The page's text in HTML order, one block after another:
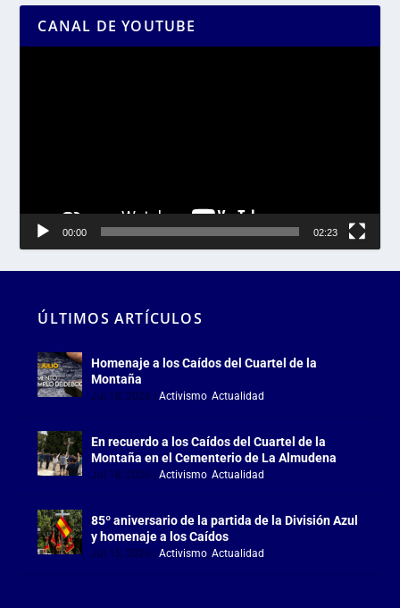
CANAL DE YOUTUBE
00:00 02:23
ÚLTIMOS ARTÍCULOS
Homenaje a los Caídos del Cuartel de la
Montaña
Jul 18, 2026 |Activismo,Actualidad
En recuerdo a los Caídos del Cuartel de la
Montaña en el Cementerio de La Almudena
Jul 18, 2026 |Activismo,Actualidad
85º aniversario de la partida de la División Azul
y homenaje a los Caídos
Jul 15, 2026 |Activismo,Actualidad